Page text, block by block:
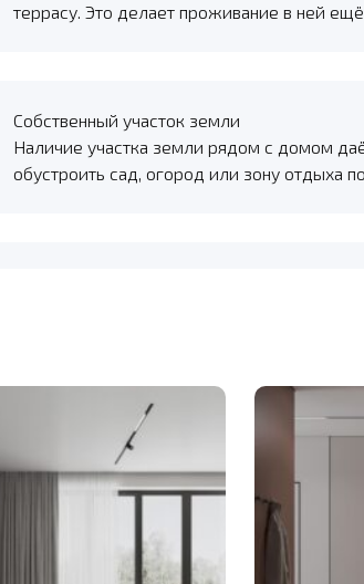
террасу. Это делает проживание в ней
Собственный участок земли
Наличие участка земли рядом с домом
обустроить сад, огород или зону отдыха